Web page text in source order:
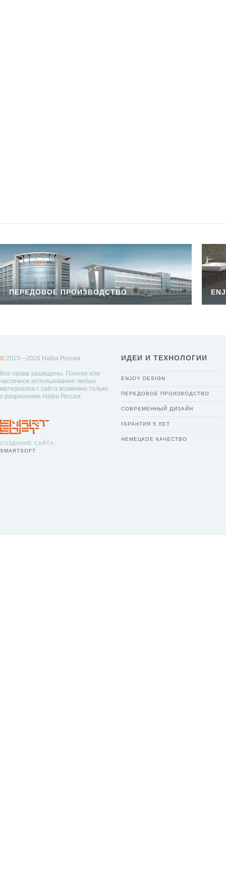
ПЕРЕДОВОЕ ПРОИЗВОДСТВО
© 2015—2026 Haiba Россия
Все права защищены. Полное или
частичное использование любых
материалов с сайта возможно только
с разрешения Haiba Россия.
СОЗДАНИЕ САЙТА:
SMARTSOFT
ИДЕИ И ТЕХНОЛОГИИ
ENJOY DESIGN
ПЕРЕДОВОЕ ПРОИЗВОДСТВО
СОВРЕМЕННЫЙ ДИЗАЙН
ГАРАНТИЯ 5 ЛЕТ
НЕМЕЦКОЕ КАЧЕСТВО